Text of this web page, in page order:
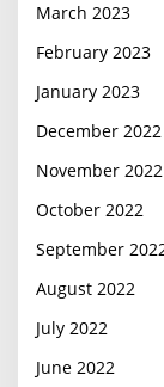
March 2023
February 2023
January 2023
December 2022
November 2022
October 2022
September
August 2022
July 2022
June 2022